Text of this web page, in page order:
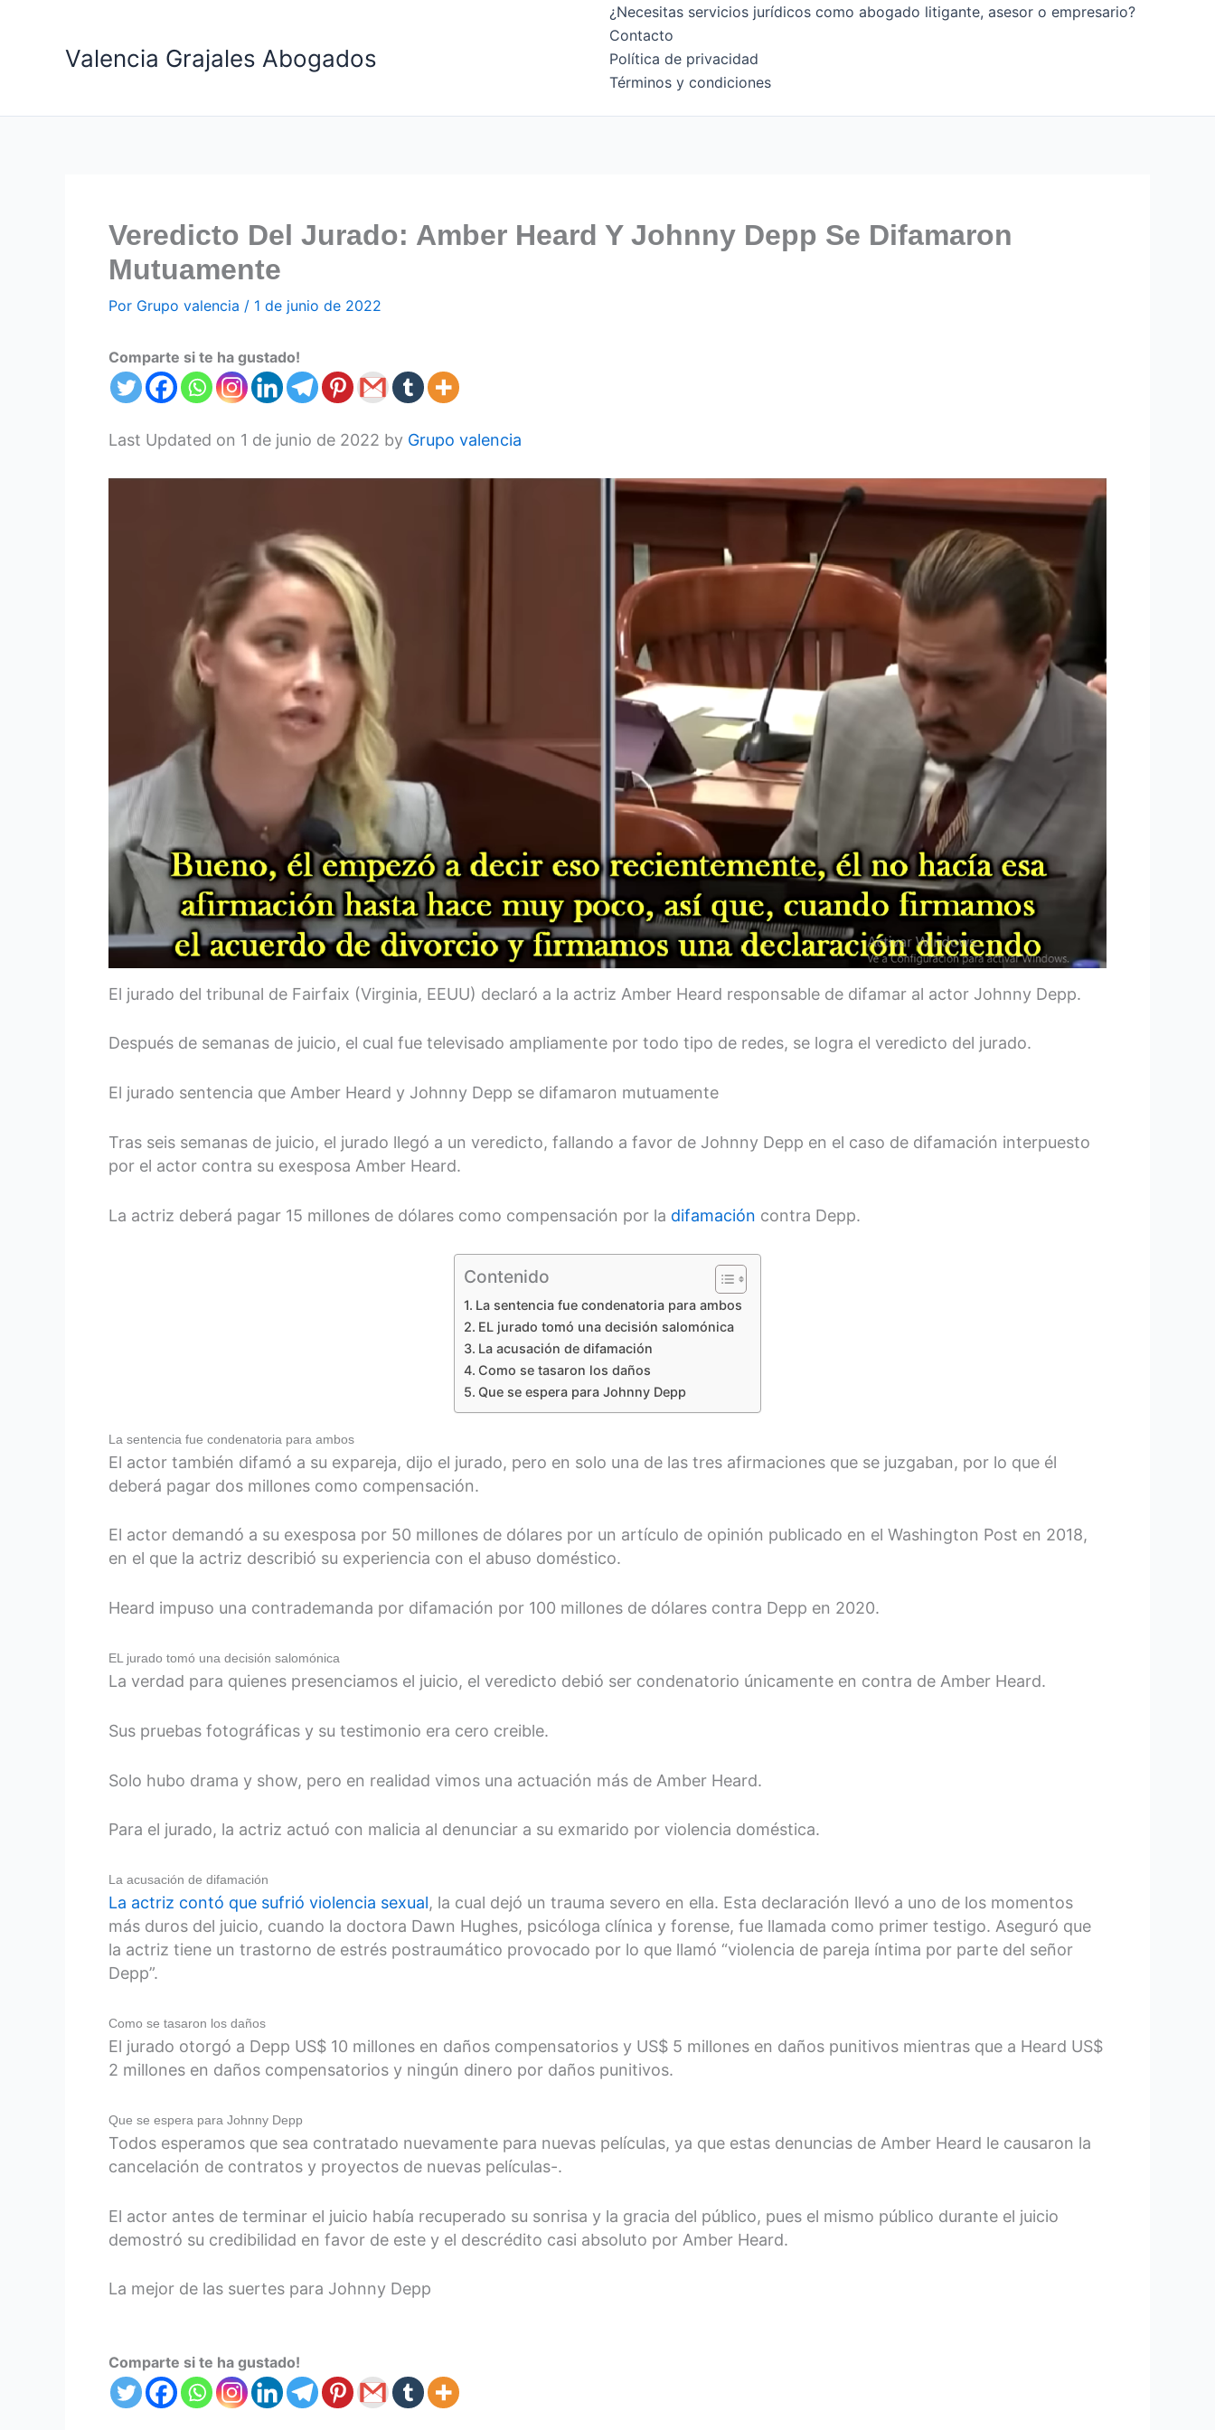
contenidoValencia Grajales Abogados
¿Necesitas servicios jurídicos como abogado litigante, asesor o empresario?
Contacto
Política de privacidad
Términos y condiciones
Veredicto Del Jurado: Amber Heard Y Johnny Depp Se Difamaron
Mutuamente
Por Grupo valencia / 1 de junio de 2022
Comparte si te ha gustado!
Last Updated on 1 de junio de 2022 by Grupo valencia
El jurado del tribunal de Fairfaix (Virginia, EEUU) declaró a la actriz Amber Heard responsable de difamar al actor Johnny Depp.
Después de semanas de juicio, el cual fue televisado ampliamente por todo tipo de redes, se logra el veredicto del jurado.
El jurado sentencia que Amber Heard y Johnny Depp se difamaron mutuamente
Tras seis semanas de juicio, el jurado llegó a un veredicto, fallando a favor de Johnny Depp en el caso de difamación interpuesto
por el actor contra su exesposa Amber Heard.
La actriz deberá pagar 15 millones de dólares como compensación por la difamación contra Depp.
Contenido
La sentencia fue condenatoria para ambos
EL jurado tomó una decisión salomónica
La acusación de difamación
Como se tasaron los daños
Que se espera para Johnny Depp
La sentencia fue condenatoria para ambos
El actor también difamó a su expareja, dijo el jurado, pero en solo una de las tres afirmaciones que se juzgaban, por lo que él
deberá pagar dos millones como compensación.
El actor demandó a su exesposa por 50 millones de dólares por un artículo de opinión publicado en el Washington Post en 2018,
en el que la actriz describió su experiencia con el abuso doméstico.
Heard impuso una contrademanda por difamación por 100 millones de dólares contra Depp en 2020.
EL jurado tomó una decisión salomónica
La verdad para quienes presenciamos el juicio, el veredicto debió ser condenatorio únicamente en contra de Amber Heard.
Sus pruebas fotográficas y su testimonio era cero creible.
Solo hubo drama y show, pero en realidad vimos una actuación más de Amber Heard.
Para el jurado, la actriz actuó con malicia al denunciar a su exmarido por violencia doméstica.
La acusación de difamación
La actriz contó que sufrió violencia sexual, la cual dejó un trauma severo en ella. Esta declaración llevó a uno de los momentos
más duros del juicio, cuando la doctora Dawn Hughes, psicóloga clínica y forense, fue llamada como primer testigo. Aseguró que
la actriz tiene un trastorno de estrés postraumático provocado por lo que llamó “violencia de pareja íntima por parte del señor
Depp”.
Como se tasaron los daños
El jurado otorgó a Depp US$ 10 millones en daños compensatorios y US$ 5 millones en daños punitivos mientras que a Heard US$
2 millones en daños compensatorios y ningún dinero por daños punitivos.
Que se espera para Johnny Depp
Todos esperamos que sea contratado nuevamente para nuevas películas, ya que estas denuncias de Amber Heard le causaron la
cancelación de contratos y proyectos de nuevas películas-.
El actor antes de terminar el juicio había recuperado su sonrisa y la gracia del público, pues el mismo público durante el juicio
demostró su credibilidad en favor de este y el descrédito casi absoluto por Amber Heard.
La mejor de las suertes para Johnny Depp
Comparte si te ha gustado!